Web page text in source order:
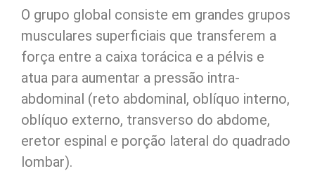
O grupo global consiste em grandes grupos
musculares superficiais que transferem a
força entre a caixa torácica e a pélvis e
atua para aumentar a pressão intra-
abdominal (reto abdominal, oblíquo interno,
oblíquo externo, transverso do abdome,
eretor espinal e porção lateral do quadrado
lombar).